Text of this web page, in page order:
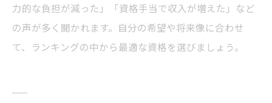
力的な負担が減った」「資格手当で収入が増えた」など
の声が多く聞かれます。自分の希望や将来像に合わせ
て、ランキングの中から最適な資格を選びましょう。